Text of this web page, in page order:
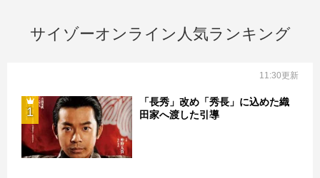
サイゾーオンライン人気ランキング
11:30更新
1
「長秀」改め「秀長」に込めた織
田家へ渡した引導